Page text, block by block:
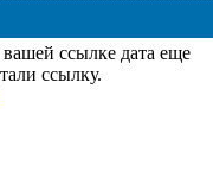
ссылке дата еще
ссылку.